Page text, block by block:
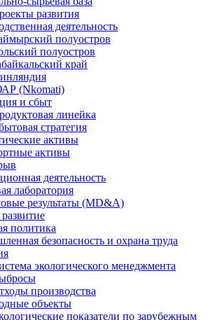
развития
деятельность
полуостров
полуостров
край
(Nkomati)
и сбыт
линейка
стратегия
активы
активы
деятельность
лаборатория
результаты (MD&A)
политика
безопасность и охрана труда
экологического менеджмента
производства
объекты
показатели по зарубежным